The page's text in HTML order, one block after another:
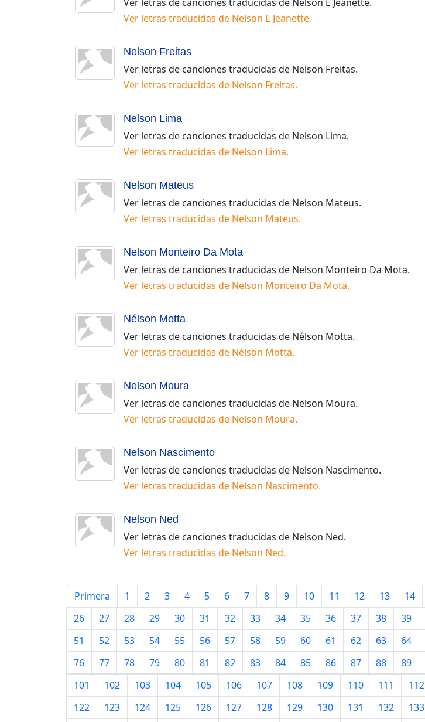
Ver letras traducidas de Nelson E Jeanette.
Nelson Freitas
Ver letras de canciones traducidas de Nelson Freitas.
Ver letras traducidas de Nelson Freitas.
Nelson Lima
Ver letras de canciones traducidas de Nelson Lima.
Ver letras traducidas de Nelson Lima.
Nelson Mateus
Ver letras de canciones traducidas de Nelson Mateus.
Ver letras traducidas de Nelson Mateus.
Nelson Monteiro Da Mota
Ver letras de canciones traducidas de Nelson Monteiro Da Mota.
Ver letras traducidas de Nelson Monteiro Da Mota.
Nélson Motta
Ver letras de canciones traducidas de Nélson Motta.
Ver letras traducidas de Nélson Motta.
Nelson Moura
Ver letras de canciones traducidas de Nelson Moura.
Ver letras traducidas de Nelson Moura.
Nelson Nascimento
Ver letras de canciones traducidas de Nelson Nascimento.
Ver letras traducidas de Nelson Nascimento.
Nelson Ned
Ver letras de canciones traducidas de Nelson Ned.
Ver letras traducidas de Nelson Ned.
Primera 1 2 3 4 5 6 7 8 9 10 11 12 13 14
26
27 28 29 30 31 32 33 34 35 36 37 38 39
51
52 53 54 55 56 57 58 59 60 61 62 63 64
76
77 78 79 80 81 82 83 84 85 86 87 88 89
101
102 103 104 105 106 107 108 109 110 111 112
122
123 124 125 126 127 128 129 130 131 132 133